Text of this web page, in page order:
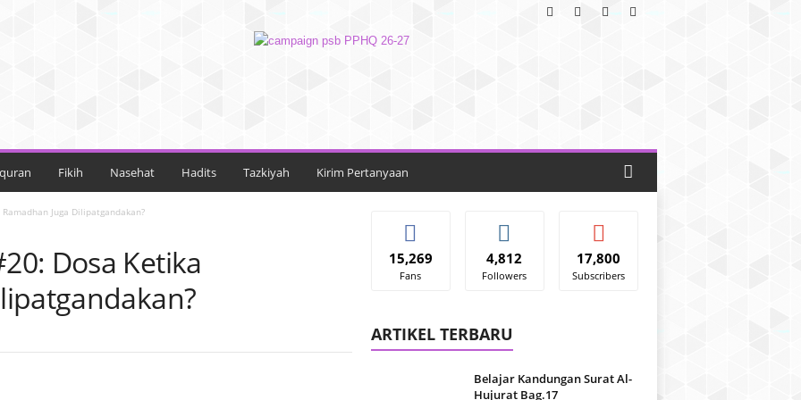
Fikih Nasehat Hadits Tazkiyah Kirim Pertanyaan
Juga Dilipatgandakan?
Dosa Ketika
15,269
Fans
4,812
Followers
17,800
Subscribers
ARTIKEL TERBARU
Belajar Kandungan Surat Al-
Hujurat Bag.17